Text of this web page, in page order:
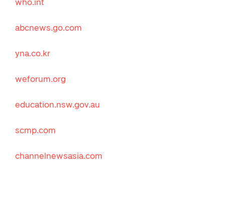
abcnews.go.com
yna.co.kr
weforum.org
education.nsw.gov.au
scmp.com
channelnewsasia.com